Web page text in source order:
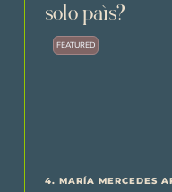
solo país?
FEATURED
4. MARÍA MERCEDES